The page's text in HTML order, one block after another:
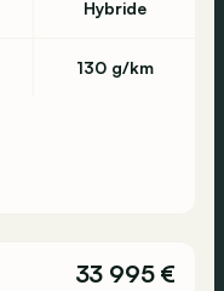
Hybride
130 g/km
33 995 €